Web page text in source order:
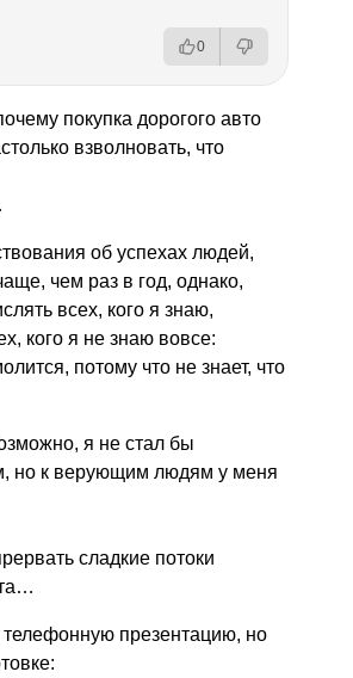
0
покупка дорогого авто
взволновать, что
об успехах людей,
чем раз в год, однако,
всех, кого я знаю,
кого я не знаю вовсе:
потому что не знает, что
я не стал бы
но к верующим людям у меня
сладкие потоки
презентацию, но